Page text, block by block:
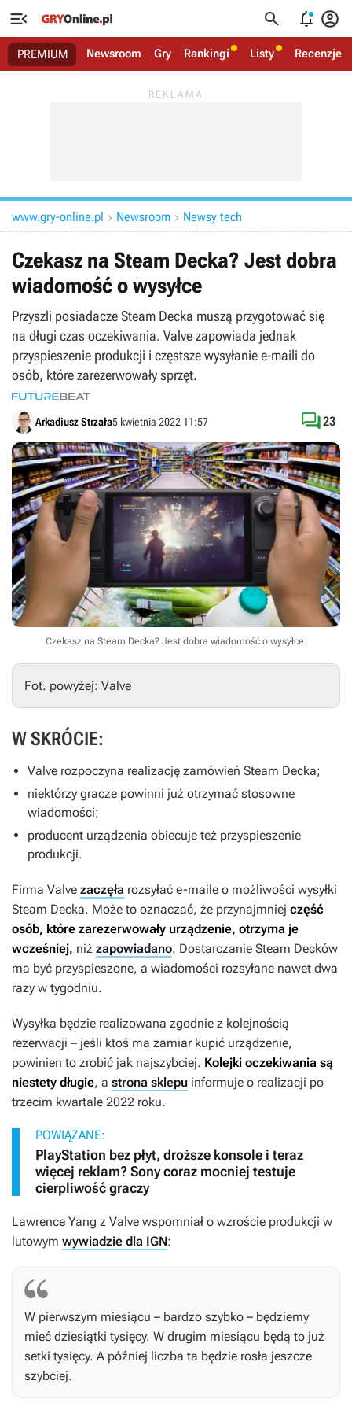
   
PREMIUM Newsroom Gry Rankingi Listy Recenzje
www.gry-online.pl  Newsroom  Newsy tech
Czekasz na Steam Decka? Jest dobra
wiadomość o wysyłce
Przyszli posiadacze Steam Decka muszą przygotować się
na długi czas oczekiwania. Valve zapowiada jednak
przyspieszenie produkcji i częstsze wysyłanie e-maili do
osób, które zarezerwowały sprzęt.
Arkadiusz Strzała5 kwietnia 2022 11:57 23
Czekasz na Steam Decka? Jest dobra wiadomość o wysyłce.
Fot. powyżej: Valve
W SKRÓCIE:
Valve rozpoczyna realizację zamówień Steam Decka;
niektórzy gracze powinni już otrzymać stosowne
wiadomości;
producent urządzenia obiecuje też przyspieszenie
produkcji.
Firma Valve zaczęła rozsyłać e-maile o możliwości wysyłki
Steam Decka. Może to oznaczać, że przynajmniej część
osób, które zarezerwowały urządzenie, otrzyma je
wcześniej, niż zapowiadano. Dostarczanie Steam Decków
ma być przyspieszone, a wiadomości rozsyłane nawet dwa
razy w tygodniu.
Wysyłka będzie realizowana zgodnie z kolejnością
rezerwacji – jeśli ktoś ma zamiar kupić urządzenie,
powinien to zrobić jak najszybciej. Kolejki oczekiwania są
niestety długie, a strona sklepu informuje o realizacji po
trzecim kwartale 2022 roku.
POWIĄZANE:
PlayStation bez płyt, droższe konsole i teraz
więcej reklam? Sony coraz mocniej testuje
cierpliwość graczy
Lawrence Yang z Valve wspomniał o wzroście produkcji w
lutowym wywiadzie dla IGN:
W pierwszym miesiącu – bardzo szybko – będziemy
mieć dziesiątki tysięcy. W drugim miesiącu będą to już
setki tysięcy. A później liczba ta będzie rosła jeszcze
szybciej.